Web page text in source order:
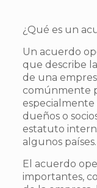
¿Qué es un
Un acuerdo
que describe
de una
comúnmente
dueños o
estatuto
algunos países.
El acuerdo
importantes,